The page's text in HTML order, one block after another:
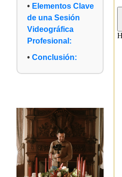
Elementos Clave
de una Sesión
Videográfica
Profesional:
Conclusión: